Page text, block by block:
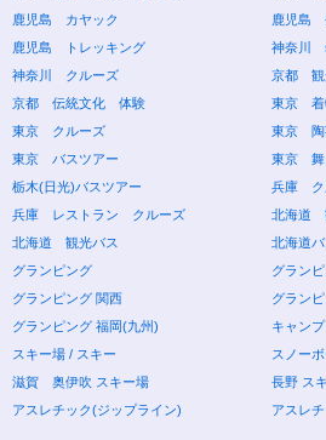
鹿児島 カヤック
鹿児島
鹿児島 トレッキング
神奈川
神奈川 クルーズ
京都 観
京都 伝統文化 体験
東京 着
東京 クルーズ
東京 陶
東京 バスツアー
東京 舞
栃木(日光)バスツアー
兵庫 ク
兵庫 レストラン クルーズ
北海道
北海道 観光バス
北海道
グランピング
グラン
グランピング 関西
グラン
グランピング 福岡(九州)
キャンプ
スキー場 / スキー
スノー
滋賀 奥伊吹 スキー場
長野 ス
アスレチック(ジップライン)
アスレ